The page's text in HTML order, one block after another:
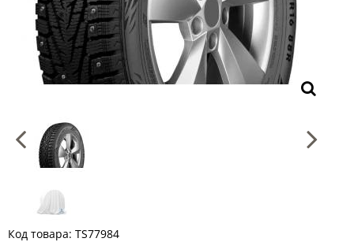
Код товара: TS77984